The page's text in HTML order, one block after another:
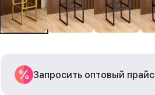
Запросить оптовый прайс